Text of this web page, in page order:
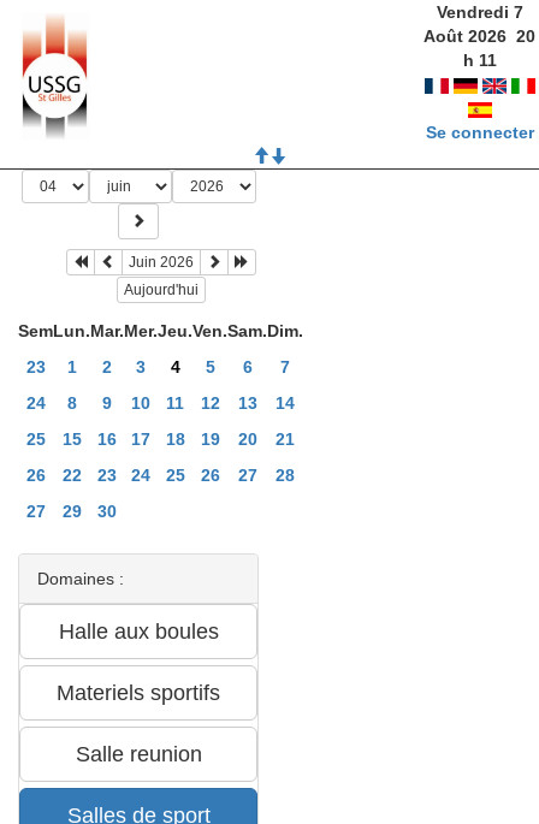
Vendredi 7
Août 2026 20
h 11
Se connecter
Juin 2026
Aujourd'hui
SemLun.Mar.Mer.Jeu.Ven.Sam.Dim.
23
1 2 3 4 5 6
7
24
8 9 10 11 12 13
14
25
15 16 17 18 19 20
21
26
22 23 24 25 26 27
28
27
29 30
Domaines :